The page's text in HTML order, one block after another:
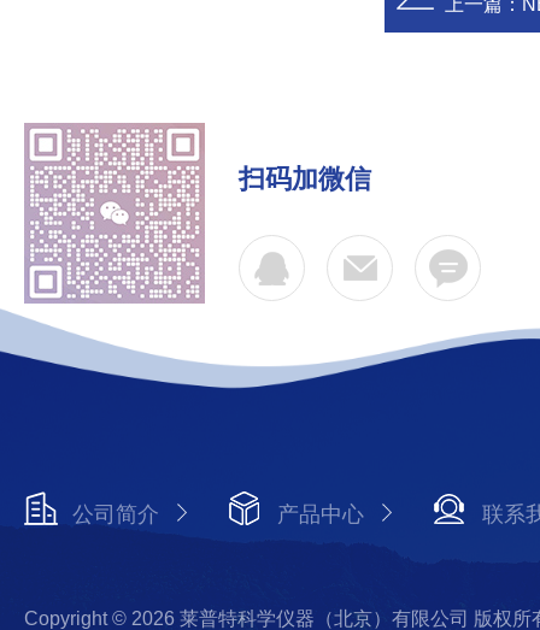
上一篇：
扫码加微信
公司简介 产品中心 联系
Copyright © 2026 莱普特科学仪器（北京）有限公司 版权所